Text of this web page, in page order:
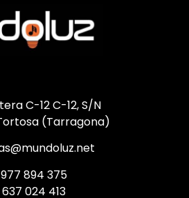
C-12 C-12, S/N
(Tarragona)
977 894 375
637 024 413